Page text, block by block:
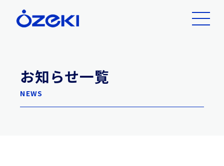
お知らせ一覧
NEWS